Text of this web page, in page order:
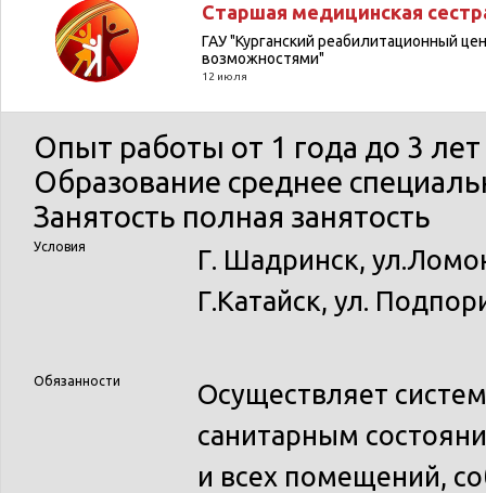
Старшая медицинская
ГАУ "Курганский реабилитационный
возможностями"
12 июля
Опыт работы от 1 года до 3 лет
Образование среднее
Занятость полная занятость
Условия
Г. Шадринск,
Г.Катайск, ул.
Обязанности
Осуществляет
санитарным
и всех помещений,